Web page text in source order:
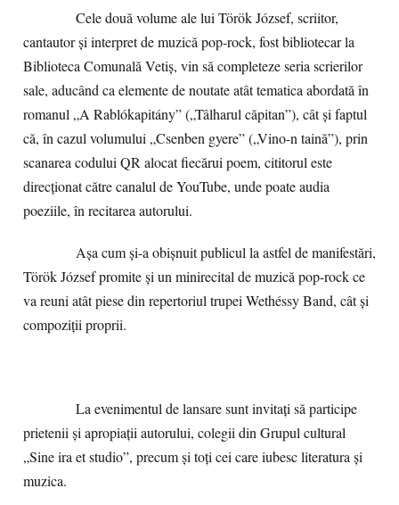
Cele două volume ale lui Török József, scriitor,
cantautor și interpret de muzică pop-rock, fost bibliotecar la
Biblioteca Comunală Vetiș, vin să completeze seria scrierilor
sale, aducând ca elemente de noutate atât tematica abordată în
romanul „A Rablókapitány” („Tâlharul căpitan”), cât și faptul
că, în cazul volumului „Csenben gyere” („Vino-n taină”), prin
scanarea codului QR alocat fiecărui poem, cititorul este
direcționat către canalul de YouTube, unde poate audia
poeziile, în recitarea autorului.
Așa cum și-a obișnuit publicul la astfel de manifestări,
Török József promite și un minirecital de muzică pop-rock ce
va reuni atât piese din repertoriul trupei Wethéssy Band, cât și
compoziții proprii.
La evenimentul de lansare sunt invitați să participe
prietenii și apropiații autorului, colegii din Grupul cultural
„Sine ira et studio”, precum și toți cei care iubesc literatura și
muzica.